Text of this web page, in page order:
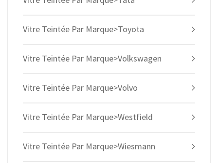
Vitre Teintée Par Marque>Toyota
Vitre Teintée Par Marque>Volkswagen
Vitre Teintée Par Marque>Volvo
Vitre Teintée Par Marque>Westfield
Vitre Teintée Par Marque>Wiesmann